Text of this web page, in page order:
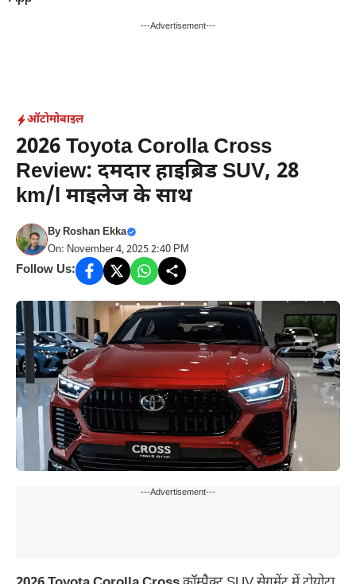
Skip
---Advertisement---
ऑटोमोबाइल
2026 Toyota Corolla Cross
Review: दमदार हाइब्रिड SUV, 28
km/l माइलेज के साथ
ByRoshan Ekka
On: November 4, 2025 2:40 PM
Follow Us:
---Advertisement---